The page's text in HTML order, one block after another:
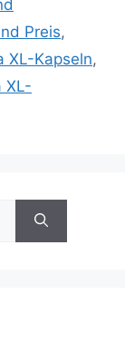
Preis,
XL-Kapseln,
XL-